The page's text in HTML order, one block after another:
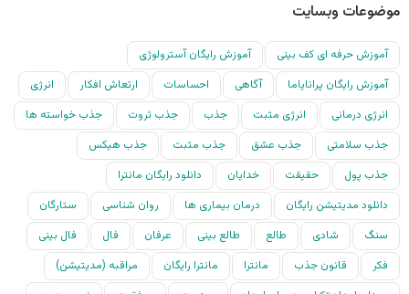
موضوعات وبسایت
آموزش حرفه ای کف بینی
آموزش رایگان آسترولوژی
آموزش رایگان پرانایاما
آگاهی احساسات ارتعاش افکار
انرژی
انرژی درمانی
انرژی مثبت جذب جذب ثروت
جذب خواسته ها
جذب سلامتی
جذب عشق جذب مثبت
جذب هیکس
جذب پول
حقیقت خدایان
دانلود رایگان مانترا
دانلود مدیتیشن رایگان
درمان بیماری ها روان شناسی
ستارگان
سنگ
شادی طالع طالع بینی عرفان فال
فال بینی
فکر
قانون جذب مانترا مانترا رایگان
مراقبه (مدیتیشن)